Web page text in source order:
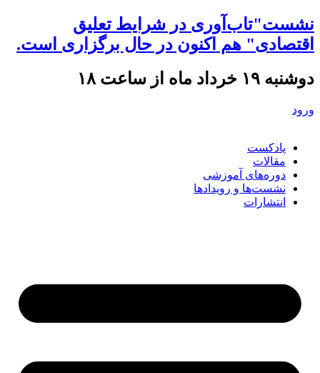
نشست"تاب‌آوری در شرایط تعلیق
اقتصادی" هم اکنون در حال برگزاری است.
دوشنبه ۱۹ خرداد ماه از ساعت ۱۸
ورود
پادکست
مقالات
دوره‌های آموزشی
نشست‌ها و رویدادها
انتشارات